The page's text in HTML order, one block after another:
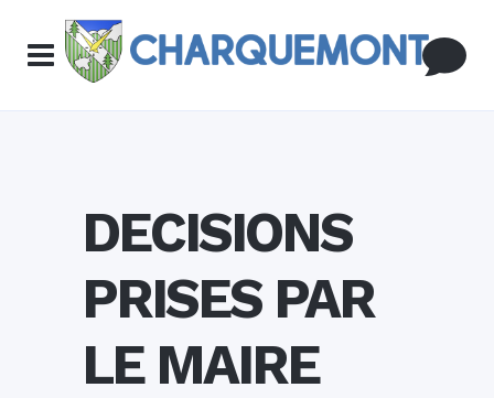
DECISIONS
PRISES PAR
LE MAIRE